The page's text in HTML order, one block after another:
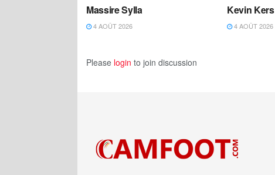
Massire Sylla
4 AOÛT 2026
Kevin Kers
4 AOÛT 2026
Please login to join discussion